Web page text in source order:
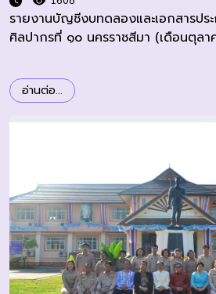
รายงานบัญชีงบทดลองและเอกสารป
ศิลปากรที่ ๑๐ นครราชสีมา (เดือนตุล
อ่านต่อ...